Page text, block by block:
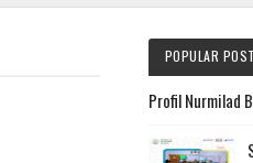
POPULAR
Profil Nurmilad